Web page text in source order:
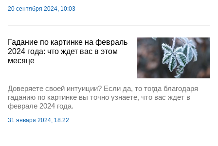
20 сентября 2024, 10:03
Гадание по картинке на февраль
2024 года: что ждет вас в этом
месяце
Доверяете своей интуиции? Если да, то тогда благодаря
гаданию по картинке вы точно узнаете, что вас ждет в
феврале 2024 года.
31 января 2024, 18:22